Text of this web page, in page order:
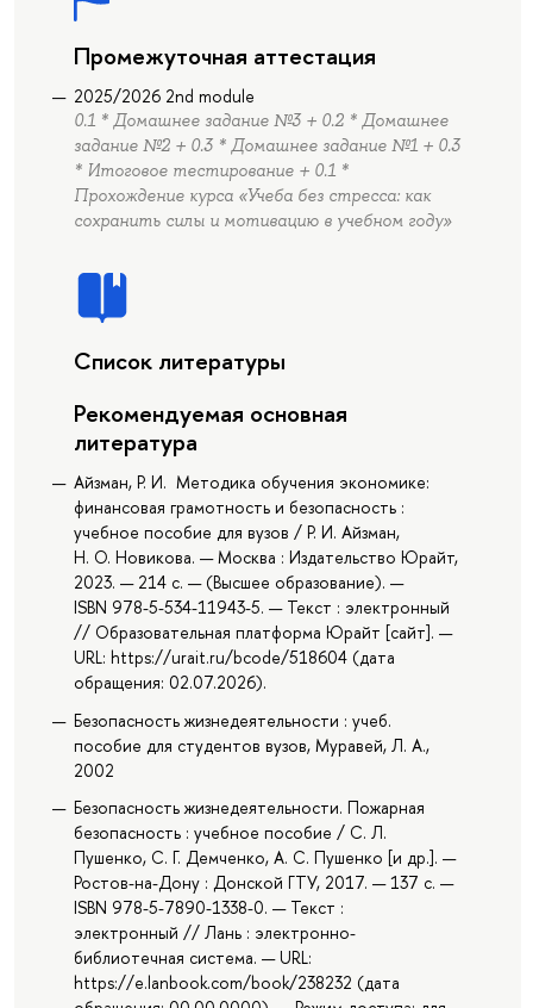
Промежуточная аттестация
2025/2026 2nd module
0.1 * Домашнее задание №3 + 0.2 * Домашнее
задание №2 + 0.3 * Домашнее задание №1 + 0.3
* Итоговое тестирование + 0.1 *
Прохождение курса «Учеба без стресса: как
сохранить силы и мотивацию в учебном году»
Список литературы
Рекомендуемая основная
литература
Айзман, Р. И. Методика обучения экономике:
финансовая грамотность и безопасность :
учебное пособие для вузов / Р. И. Айзман,
Н. О. Новикова. — Москва : Издательство Юрайт,
2023. — 214 с. — (Высшее образование). —
ISBN 978-5-534-11943-5. — Текст : электронный
// Образовательная платформа Юрайт [сайт]. —
URL: https://urait.ru/bcode/518604 (дата
обращения: 02.07.2026).
Безопасность жизнедеятельности : учеб.
пособие для студентов вузов, Муравей, Л. А.,
2002
Безопасность жизнедеятельности. Пожарная
безопасность : учебное пособие / С. Л.
Пушенко, С. Г. Демченко, А. С. Пушенко [и др.]. —
Ростов-на-Дону : Донской ГТУ, 2017. — 137 с. —
ISBN 978-5-7890-1338-0. — Текст :
электронный // Лань : электронно-
библиотечная система. — URL:
https://e.lanbook.com/book/238232 (дата